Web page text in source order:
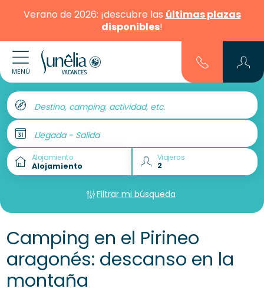
Verano de 2026: ¡descubre las últimas plazas
disponibles!
MENÚ
Destino, camping, actividad, etc.
Llegada - Salida
Alojamiento Viajeros
Filtrar mi búsqueda
Camping en el Pirineo
aragonés: descanso en la
montaña